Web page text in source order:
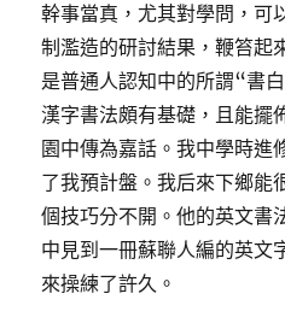
幹事當真，尤其對學問，可
制濫造的研討結果，鞭笞起
是普通人認知中的所謂“書
漢字書法頗有基礎，且能擺
園中傳為嘉話。我中學時進
了我預計盤。我后來下鄉能
個技巧分不開。他的英文書
中見到一冊蘇聯人編的英文
來操練了許久。